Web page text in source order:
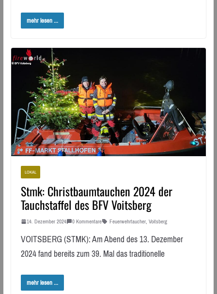
mehr lesen ...
LOKAL
Stmk: Christbaumtauchen 2024 der
Tauchstaffel des BFV Voitsberg
14. Dezember 2024 0 Kommentare Feuerwehrtaucher, Voitsberg
VOITSBERG (STMK): Am Abend des 13. Dezember
2024 fand bereits zum 39. Mal das traditionelle
mehr lesen ...